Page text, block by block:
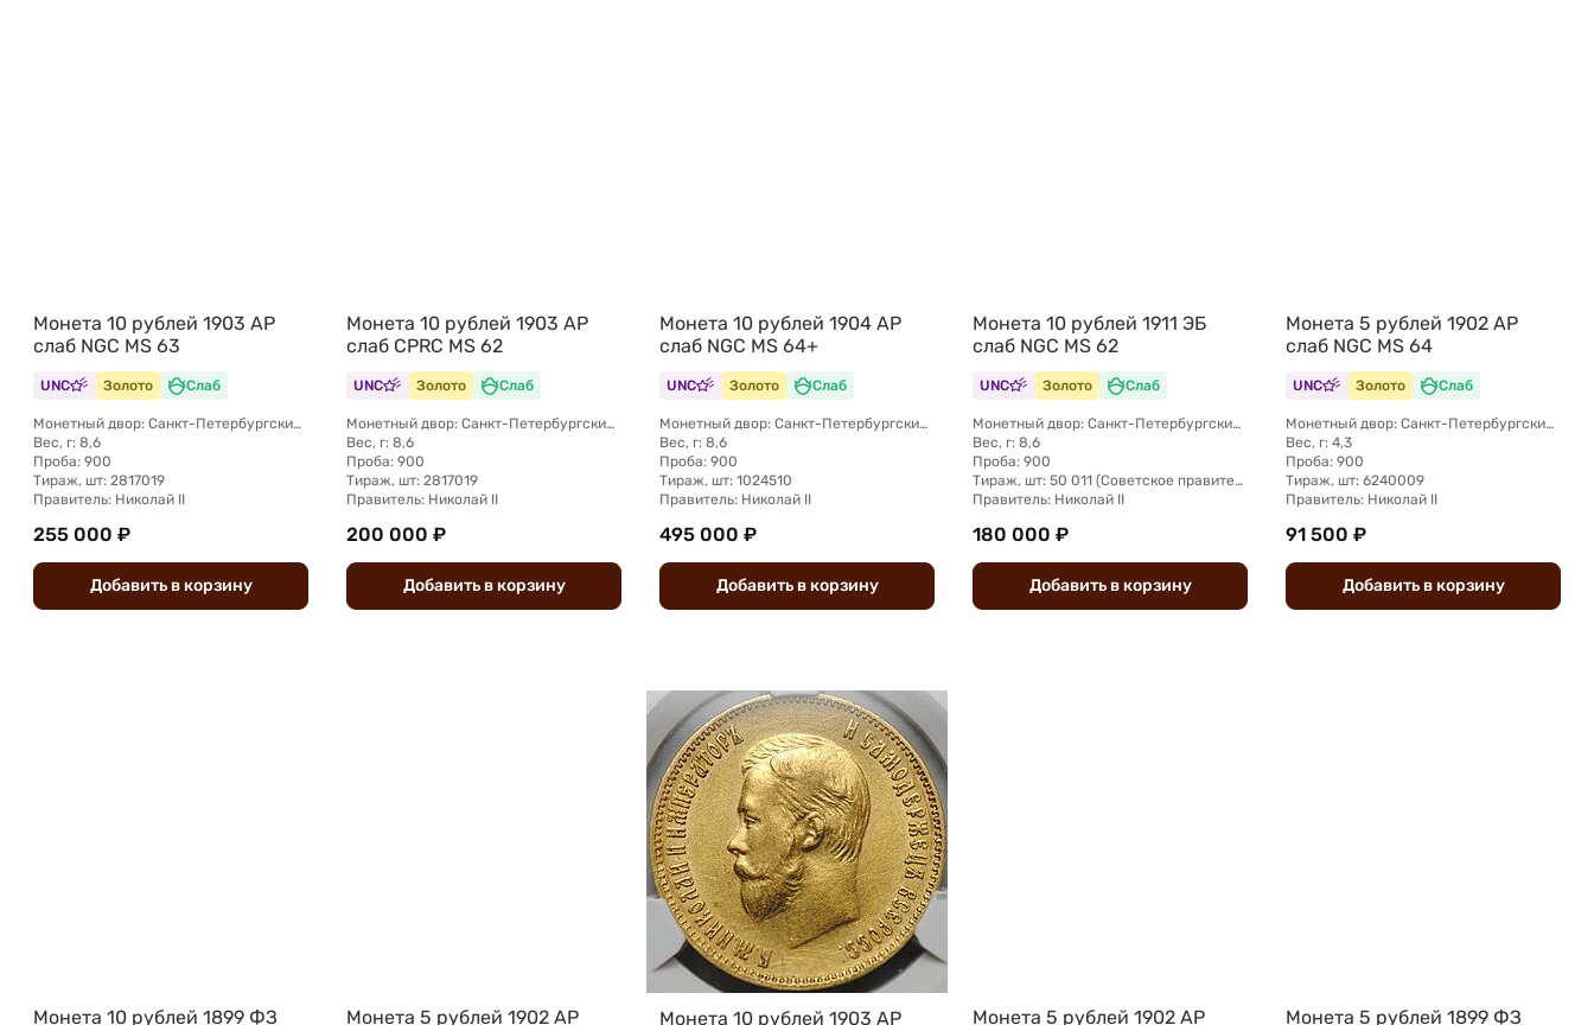
Монета 10 рублей 1903 АР
слаб NGC MS 63
UNC Золото Слаб
Монетный двор: Санкт-Петербургский монетный двор
Вес, г: 8,6
Проба: 900
Тираж, шт: 2817019
Правитель: Николай II
255 000 ₽
Добавить вкорзину
Монета 10 рублей 1903 АР
слаб CPRC MS 62
UNC Золото Слаб
Монетный двор: Санкт-Петербургский монетный двор
Вес, г: 8,6
Проба: 900
Тираж, шт: 2817019
Правитель: Николай II
200 000 ₽
Добавить вкорзину
Монета 10 рублей 1904 АР
слаб NGC MS 64+
UNC Золото Слаб
Монетный двор: Санкт-Петербургский монетный двор
Вес, г: 8,6
Проба: 900
Тираж, шт: 1024510
Правитель: Николай II
495 000 ₽
Добавить вкорзину
Монета 10 рублей 1911 ЭБ
слаб NGC MS 62
UNC Золото Слаб
Монетный двор: Санкт-Петербургский монетный двор
Вес, г: 8,6
Проба: 900
Тираж, шт: 50 011 (Советское правительство с декабря 1925 г. по март 1926 г. отчеканило 2 011 000 10-ти рублевого достоинства царского образца, предположительно штемпелями 1911 г.)
Правитель: Николай II
180 000 ₽
Добавить вкорзину
Монета 5 рублей 1902 АР
слаб NGC MS 64
UNC Золото Слаб
Монетный двор: Санкт-Петербургский монетный двор
Вес, г: 4,3
Проба: 900
Тираж, шт: 6240009
Правитель: Николай II
91 500 ₽
Добавить вкорзину
Монета 10 рублей 1899 ФЗ Монета 5 рублей 1902 АР Монета 10 рублей 1903 АР Монета 5 рублей 1902 АР Монета 5 рублей 1899 ФЗ